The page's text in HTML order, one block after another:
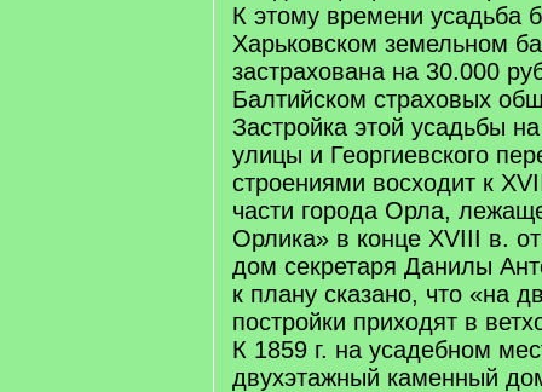
К этому времени усадьба
Харьковском земельном
застрахована на 30.000
Балтийском страховых
Застройка этой усадьбы
улицы и Георгиевского
строениями восходит к
части города Орла,
Орлика» в конце XVIII в.
дом секретаря Данилы
к плану сказано, что «на
постройки приходят в
К 1859 г. на усадебном
двухэтажный каменный